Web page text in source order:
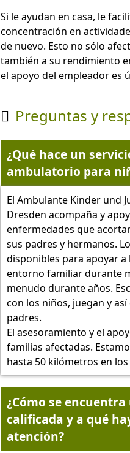
Si le ayudan en casa, le
concentración en
de nuevo. Esto no sólo
también a su rendimiento
el apoyo del empleador es
 Preguntas y
¿Qué hace un
ambulatorio para
El Ambulante Kinder und
Dresden acompaña y
enfermedades que
sus padres y hermanos.
disponibles para apoyar
entorno familiar durante
menudo durante años.
con los niños, juegan y
padres.
El asesoramiento y el
familias afectadas.
hasta 50 kilómetros en
¿Cómo se
calificada y a qué
atención?